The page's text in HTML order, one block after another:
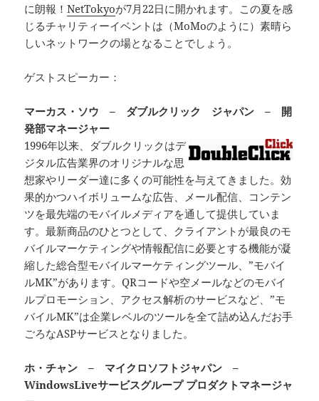
に朗報！NetTokyoが7月22日に開かれます。この夏を感
じるチャリティーイベントは（MoMoのように）素晴ら
しいネットワークの場となることでしょう。
ゲストスピーカー：
マーカス・ソウ – ダブルクリック ジャパン – 開
発部マネージャー
1996年以来、ダブルクリックはデ
ジタル広告業界のオリジナルな思
想家やリーダー達に多くの可能性を与えてきました。効
果的かつハイボリュームな広告、メール配信、コンテン
ツを最先端のモバイルメディアを通して提供していま
す。最新商品のひとつとして、クライアントが最良のモ
バイルマーケティングや情報配信に必要とする機能が凝
縮した総合型モバイルマーケティングツール、”モバイ
ルMK”があります。QRコードや空メールなどのモバイ
ルプロモーション、アクセス解析のサービスなど、”モ
バイルMK”は企業レベルのツールを全て詰め込んだお手
ごろなASPサービスとなりました。
ホ・チャン – マイクロソフトジャパン –
WindowsLiveサービスグループ プロダクトマネージャ